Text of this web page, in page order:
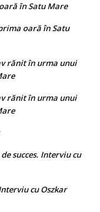
în Satu Mare
oară în Satu
rănit în urma unui
rănit în urma unui
succes. Interviu cu
cu Oszkar